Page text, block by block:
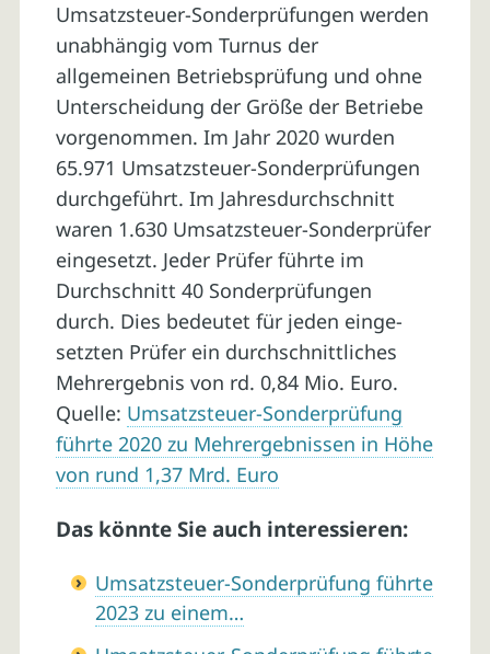
Umsatzsteuer-Sonderprüfungen werden
unabhängig vom Turnus der
allgemeinen Betriebs­prüfung und ohne
Unterscheidung der Größe der Betriebe
vorgenommen. Im Jahr 2020 wur­den
65.971 Umsatzsteuer-Sonderprüfungen
durchgeführt. Im Jahresdurchschnitt
waren 1.630 Umsatzsteuer-Sonderprüfer
eingesetzt. Jeder Prüfer führte im
Durchschnitt 40 Sonderprüfungen
durch. Dies bedeutet für jeden einge­
setzten Prüfer ein durchschnittliches
Mehrergebnis von rd. 0,84 Mio. Euro.
Quelle: Umsatzsteuer-Sonderprüfung
führte 2020 zu Mehrergebnissen in Höhe
von rund 1,37 Mrd. Euro
Das könnte Sie auch interessieren:
Umsatzsteuer-Sonderprüfung führte
2023 zu einem…